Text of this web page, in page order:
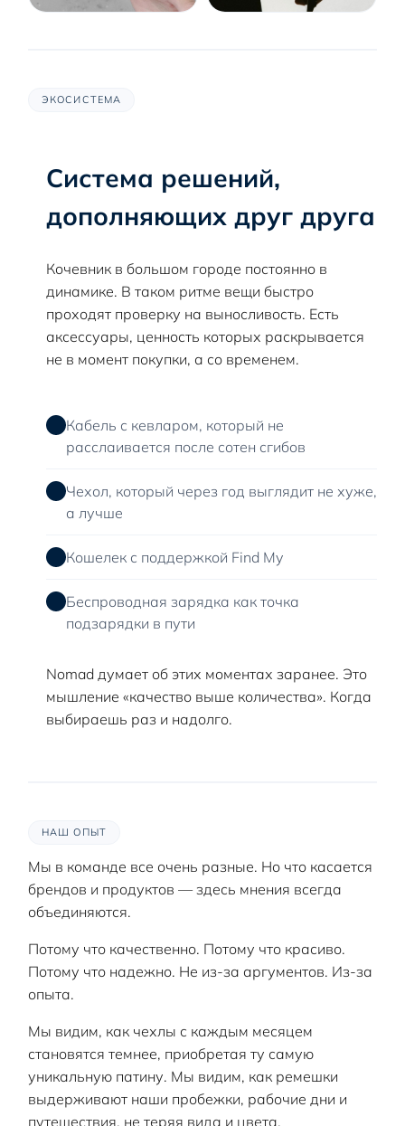
ЭКОСИСТЕМА
Система решений,
дополняющих друг друга
Кочевник в большом городе постоянно в
динамике. В таком ритме вещи быстро
проходят проверку на выносливость. Есть
аксессуары, ценность которых раскрывается
не в момент покупки, а со временем.
Кабель с кевларом, который не
расслаивается после сотен сгибов
Чехол, который через год выглядит не хуже,
а лучше
Кошелек с поддержкой Find My
Беспроводная зарядка как точка
подзарядки в пути
Nomad думает об этих моментах заранее. Это
мышление «качество выше количества». Когда
выбираешь раз и надолго.
НАШ ОПЫТ
Мы в команде все очень разные. Но что касается
брендов и продуктов — здесь мнения всегда
объединяются.
Потому что качественно. Потому что красиво.
Потому что надежно. Не из-за аргументов. Из-за
опыта.
Мы видим, как чехлы с каждым месяцем
становятся темнее, приобретая ту самую
уникальную патину. Мы видим, как ремешки
выдерживают наши пробежки, рабочие дни и
путешествия, не теряя вида и цвета.